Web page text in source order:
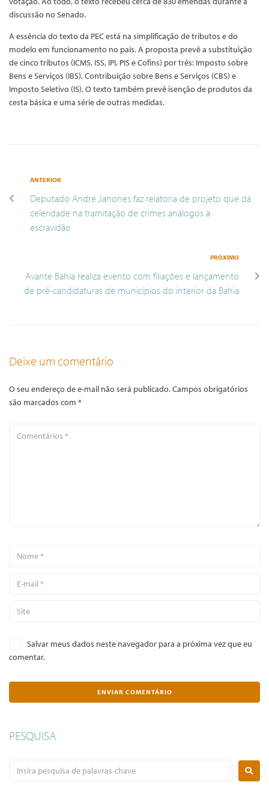
discussão no Senado.
A essência do texto da PEC está na simplificação de tributos e do
modelo em funcionamento no país. A proposta prevê a substituição
de cinco tributos (ICMS, ISS, IPI, PIS e Cofins) por três: Imposto sobre
Bens e Serviços (IBS), Contribuição sobre Bens e Serviços (CBS) e
Imposto Seletivo (IS). O texto também prevê isenção de produtos da
cesta básica e uma série de outras medidas.
ANTERIOR
Deputado André Janones faz relatoria de projeto que dá
celeridade na tramitação de crimes análogos à
escravidão
PRÓXIMO
Avante Bahia realiza evento com filiações e lançamento
de pré-candidaturas de municípios do interior da Bahia
Deixe um comentário
O seu endereço de e-mail não será publicado.Campos obrigatórios
são marcados com *
Salvar meus dados neste navegador para a próxima vez que eu
comentar.
PESQUISA